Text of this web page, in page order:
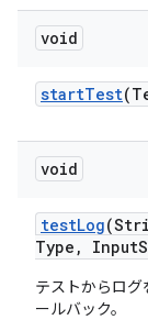
void
startTest
void
testLog
Type , Input
テストからロ
ールバック。